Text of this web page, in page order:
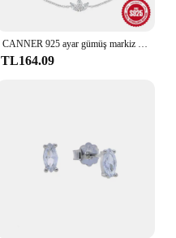
CANNER 925 ayar gümüş markiz zirkonya taç kolye altın zincirler kadın bilezik kadınlar takı bilezik bilezik hediye
TL164.09